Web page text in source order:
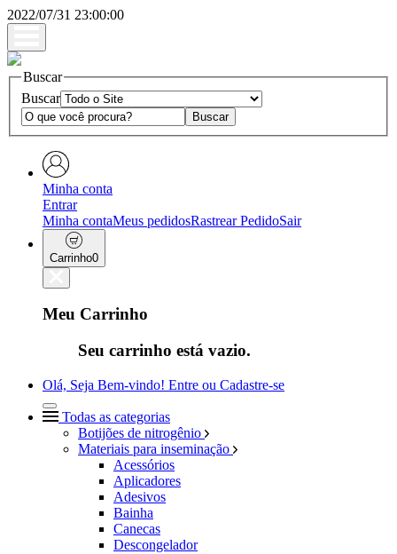
2022/07/31 23:00:00
Buscar
Buscar
Minha conta
Entrar
Minha contaMeus pedidosRastrear PedidoSair
Carrinho0
Meu Carrinho
Seu carrinho está vazio.
Olá, Seja Bem-vindo! Entre ou Cadastre-se
Todas as categorias
Botijões de nitrogênio
Materiais para inseminação
Acessórios
Aplicadores
Adesivos
Bainha
Canecas
Descongelador